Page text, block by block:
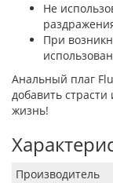
Не
При
Анальный плаг
добавить
жизнь!
Производитель